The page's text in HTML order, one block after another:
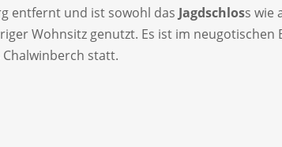
entfernt und ist sowohl das Jagdschloss wie
Wohnsitz genutzt. Es ist im
statt.